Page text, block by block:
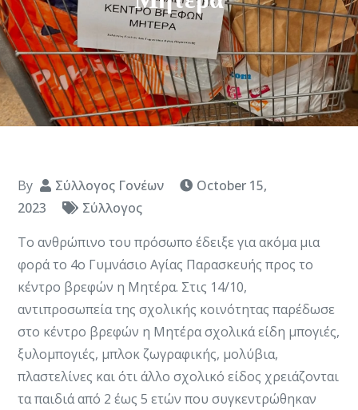
By Σύλλογος Γονέων
October 15,
2023
Σύλλογος
Το ανθρώπινο του πρόσωπο έδειξε για ακόμα μια
φορά το 4ο Γυμνάσιο Αγίας Παρασκευής προς το
κέντρο βρεφών η Μητέρα. Στις 14/10,
αντιπροσωπεία της σχολικής κοινότητας παρέδωσε
στο κέντρο βρεφών η Μητέρα σχολικά είδη μπογιές,
ξυλομπογιές, μπλοκ ζωγραφικής, μολύβια,
πλαστελίνες και ότι άλλο σχολικό είδος χρειάζονται
τα παιδιά από 2 έως 5 ετών που συγκεντρώθηκαν